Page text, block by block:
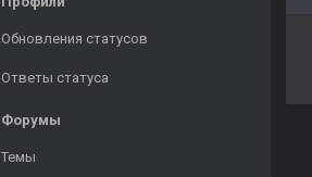
Обновления статусов
Ответы статуса
Форумы
Темы